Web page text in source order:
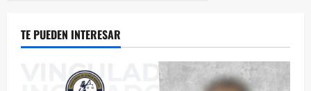
TE PUEDEN INTERESAR